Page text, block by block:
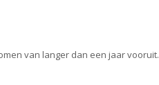
van langer dan een jaar vooruit.